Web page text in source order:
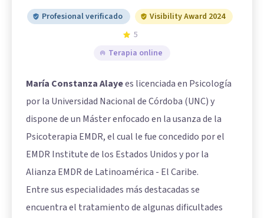
Profesional verificado
Visibility Award 2024
5
Terapia online
María Constanza Alayees licenciada en Psicología
por la Universidad Nacional de Córdoba (UNC) y
dispone de un Máster enfocado en la usanza de la
Psicoterapia EMDR, el cual le fue concedido por el
EMDR Institute de los Estados Unidos y por la
Alianza EMDR de Latinoamérica - El Caribe.
Entre sus especialidades más destacadas se
encuentra el tratamiento de algunas dificultades